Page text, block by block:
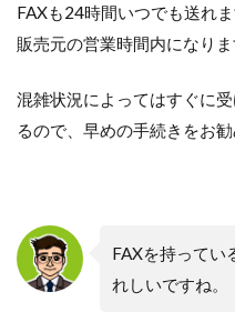
FAXも24時間いつでも送れ
販売元の営業時間内になりま
混雑状況によってはすぐに
るので、早めの手続きをお勧
FAXを持ってい
れしいですね。